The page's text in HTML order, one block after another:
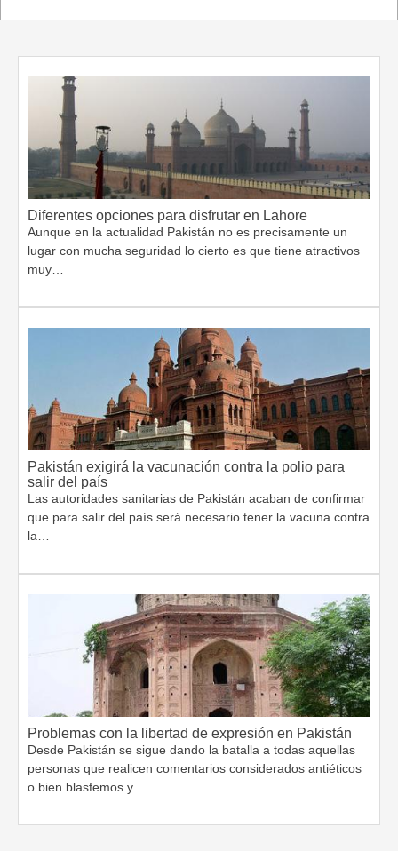
Diferentes opciones para disfrutar en Lahore
Aunque en la actualidad Pakistán no es precisamente un
lugar con mucha seguridad lo cierto es que tiene atractivos
muy…
Pakistán exigirá la vacunación contra la polio para
salir del país
Las autoridades sanitarias de Pakistán acaban de confirmar
que para salir del país será necesario tener la vacuna contra
la…
Problemas con la libertad de expresión en Pakistán
Desde Pakistán se sigue dando la batalla a todas aquellas
personas que realicen comentarios considerados antiéticos
o bien blasfemos y…